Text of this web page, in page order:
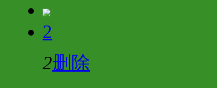
2
2删除